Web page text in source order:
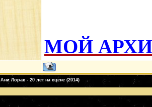
МОЙ
Ани Лорак - 20 лет на сцене (2014)